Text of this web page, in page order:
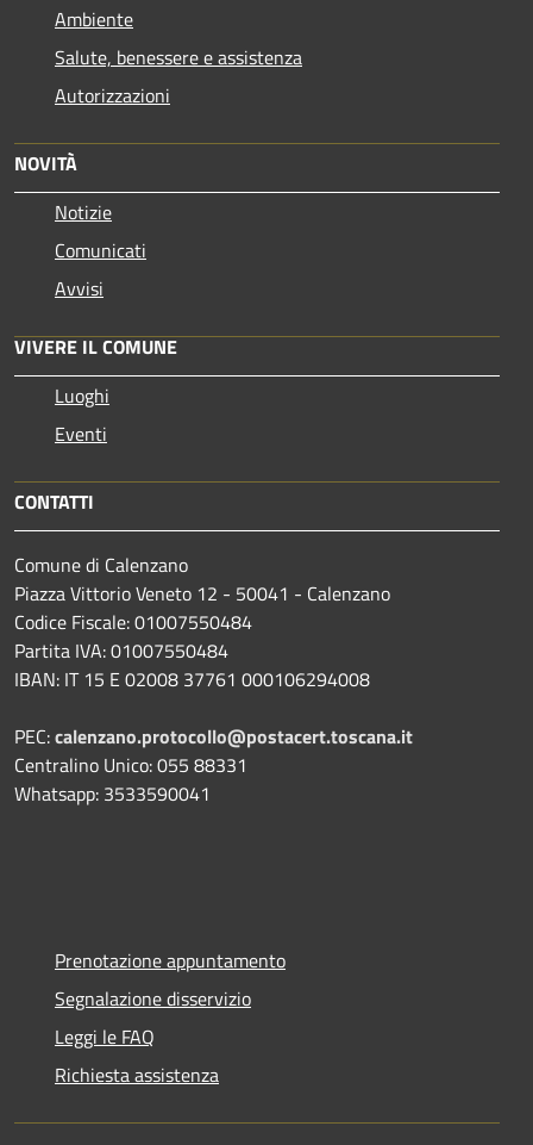
Ambiente
Salute, benessere e assistenza
Autorizzazioni
NOVITÀ
Notizie
Comunicati
Avvisi
VIVERE IL COMUNE
Luoghi
Eventi
CONTATTI
Comune di Calenzano
Piazza Vittorio Veneto 12 - 50041 - Calenzano
Codice Fiscale: 01007550484
Partita IVA: 01007550484
IBAN: IT 15 E 02008 37761 000106294008
PEC:calenzano.protocollo@postacert.toscana.it
Centralino Unico: 055 88331
Whatsapp: 3533590041
Prenotazione appuntamento
Segnalazione disservizio
Leggi le FAQ
Richiesta assistenza